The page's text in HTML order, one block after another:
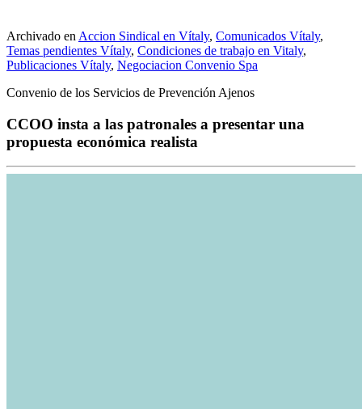
Archivado en Accion Sindical en Vítaly, Comunicados Vítaly,
Temas pendientes Vítaly, Condiciones de trabajo en Vitaly,
Publicaciones Vítaly, Negociacion Convenio Spa
Convenio de los Servicios de Prevención Ajenos
CCOO insta a las patronales a presentar una
propuesta económica realista